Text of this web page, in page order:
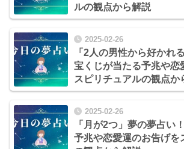
ルの観点から解説
2025-02-26
「2人の男性から好かれ
宝くじが当たる予兆や恋
スピリチュアルの観点か
2025-02-26
「月が2つ」夢の夢占い
予兆や恋愛運のお告げを